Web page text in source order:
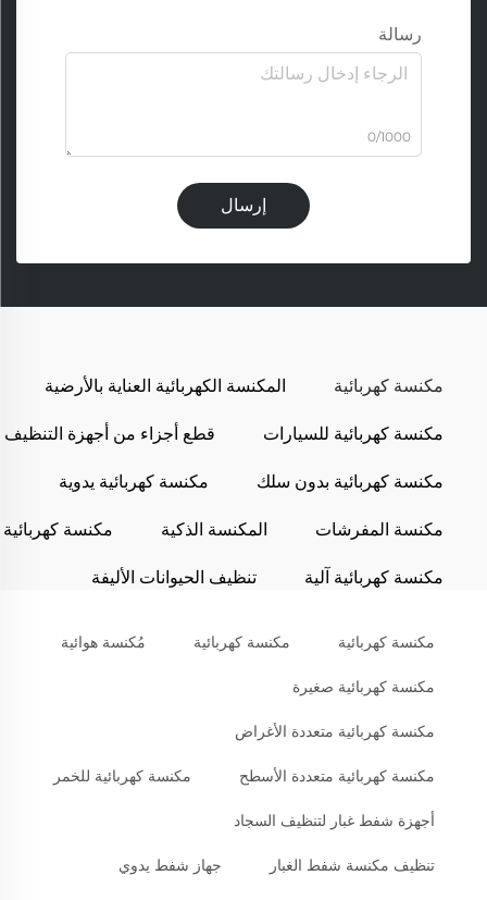
رسالة
0/1000
إرسال
مكنسة كهربائية
المكنسة الكهربائية العناية بالأرضية
مكنسة كهربائية للسيارات
قطع أجزاء من أجهزة التنظيف
مكنسة كهربائية بدون سلك
مكنسة كهربائية يدوية
مكنسة المفرشات
المكنسة الذكية
مكنسة كهربائية
مكنسة كهربائية آلية
تنظيف الحيوانات الأليفة
مكنسة كهربائية مكنسة كهربائية مُكنسة هوائية
مكنسة كهربائية صغيرة
مكنسة كهربائية متعددة الأغراض
مكنسة كهربائية متعددة الأسطح مكنسة كهربائية للخمر
أجهزة شفط غبار لتنظيف السجاد
تنظيف مكنسة شفط الغبار جهاز شفط يدوي